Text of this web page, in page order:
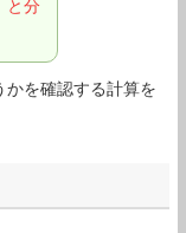
と分
かを確認する計算を